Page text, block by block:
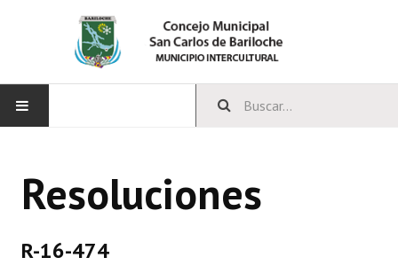
CONCEJO
Resoluciones
R-16-474